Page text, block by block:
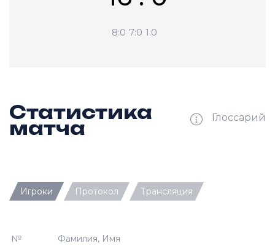
8:0 7:0 1:0
Статистика
матча Глоссарий
П — кол-во передач
Игроки Протокол Трансляция
№ Фамилия, Имя